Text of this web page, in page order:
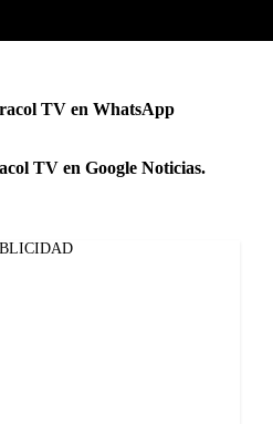
TV en WhatsApp
TV en Google Noticias.